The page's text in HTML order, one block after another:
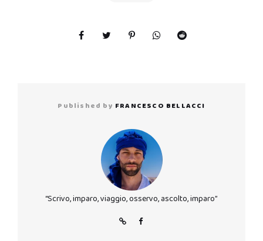
Published by FRANCESCO BELLACCI
“Scrivo, imparo, viaggio, osservo, ascolto, imparo”